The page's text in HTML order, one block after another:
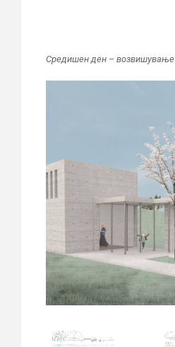
Средишен ден – возвишување